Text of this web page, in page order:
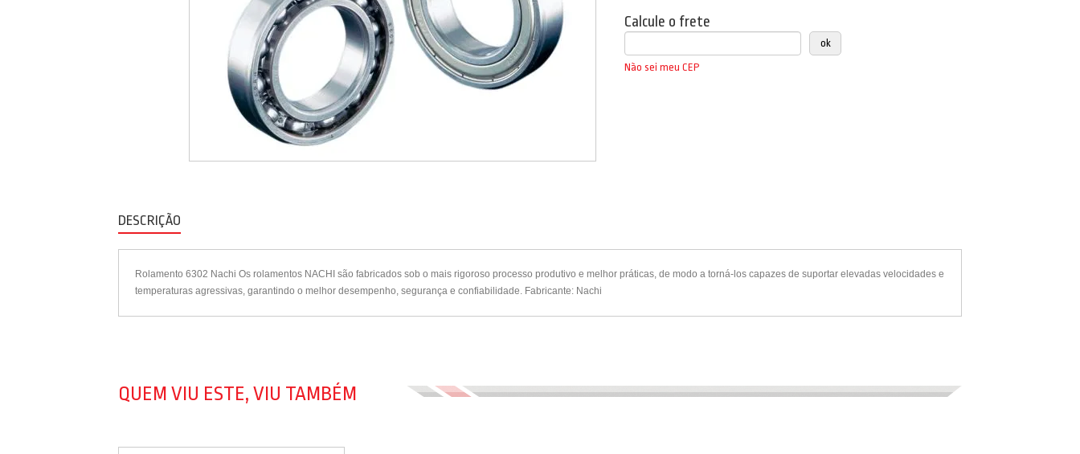
Calcule o frete
Não sei meu CEP
DESCRIÇÃO
Rolamento 6302 Nachi Os rolamentos NACHI são fabricados sob o mais rigoroso processo produtivo e melhor práticas, de modo a torná-los capazes de suportar elevadas velocidades e
temperaturas agressivas, garantindo o melhor desempenho, segurança e confiabilidade. Fabricante: Nachi
QUEM VIU ESTE, VIU TAMBÉM